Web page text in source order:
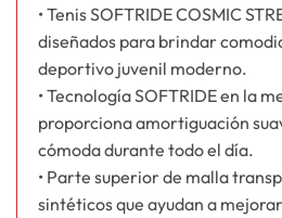
• Tenis SOFTRIDE COSMIC
diseñados para brindar
deportivo juvenil moderno.
• Tecnología SOFTRIDE en la
proporciona amortiguación
cómoda durante todo el día.
• Parte superior de malla
sintéticos que ayudan a